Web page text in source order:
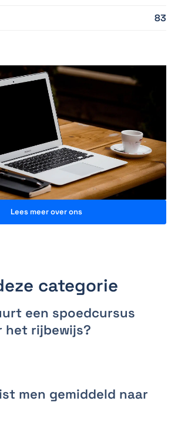
83
Lees meer over ons
categorie
een spoedcursus
rijbewijs?
men gemiddeld naar